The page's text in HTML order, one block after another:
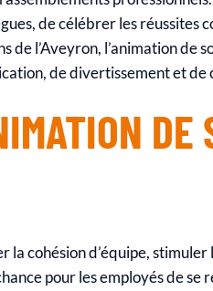
de célébrer les réussites
de l’Aveyron, l’animation de
de divertissement et de
DE
cohésion d’équipe,
pour les employés de